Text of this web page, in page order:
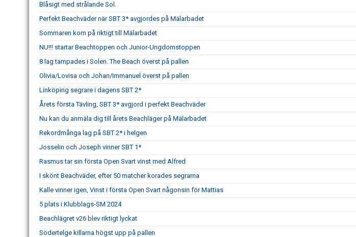
Blåsigt med strålande Sol.
Perfekt Beachväder när SBT 3* avgjordes på Mälarbadet
Sommaren kom på riktigt till Mälarbadet
NU!!! startar Beachtoppen och Junior-Ungdomstoppen
8 lag tampades i Solen. The Beach överst på pallen
Olivia/Lovisa och Johan/Immanuel överst på pallen
Linköping segrare i dagens SBT 2*
Årets första Tävling, SBT 3* avgjord i perfekt Beachväder
Nu kan du anmäla dig till årets Beachläger på Mälarbadet
Rekordmånga lag på SBT 2* i helgen
Josselin och Joseph vinner SBT 1*
Rasmus tar sin första Open Svart vinst med Alfred
I skönt Beachväder, efter 50 matcher korades segrarna
Kalle vinner igen, Vinst i första Open Svart någonsin för Mattias
5 plats i Klubblags-SM 2024
Beachlägret v26 blev riktigt lyckat
Södertelge killarna högst upp på pallen